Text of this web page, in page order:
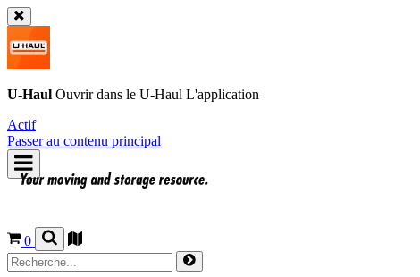
U-Haul Ouvrir dans le U-Haul L'application
Actif
Passer au contenu principal
0